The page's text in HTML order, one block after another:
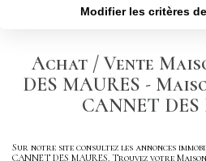
FAIRE
Modifier les critères
Sélectionnez...
Type de bien
Créer une alerte
Achat / Vente
DES MAURES -
CANNET DES
Sur notre site consultez les annonces
CANNET DES MAURES. Trouvez votre